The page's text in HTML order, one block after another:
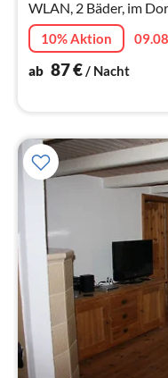
WLAN, 2 Bäder, im
10% Aktion
ab 87€/ Nacht